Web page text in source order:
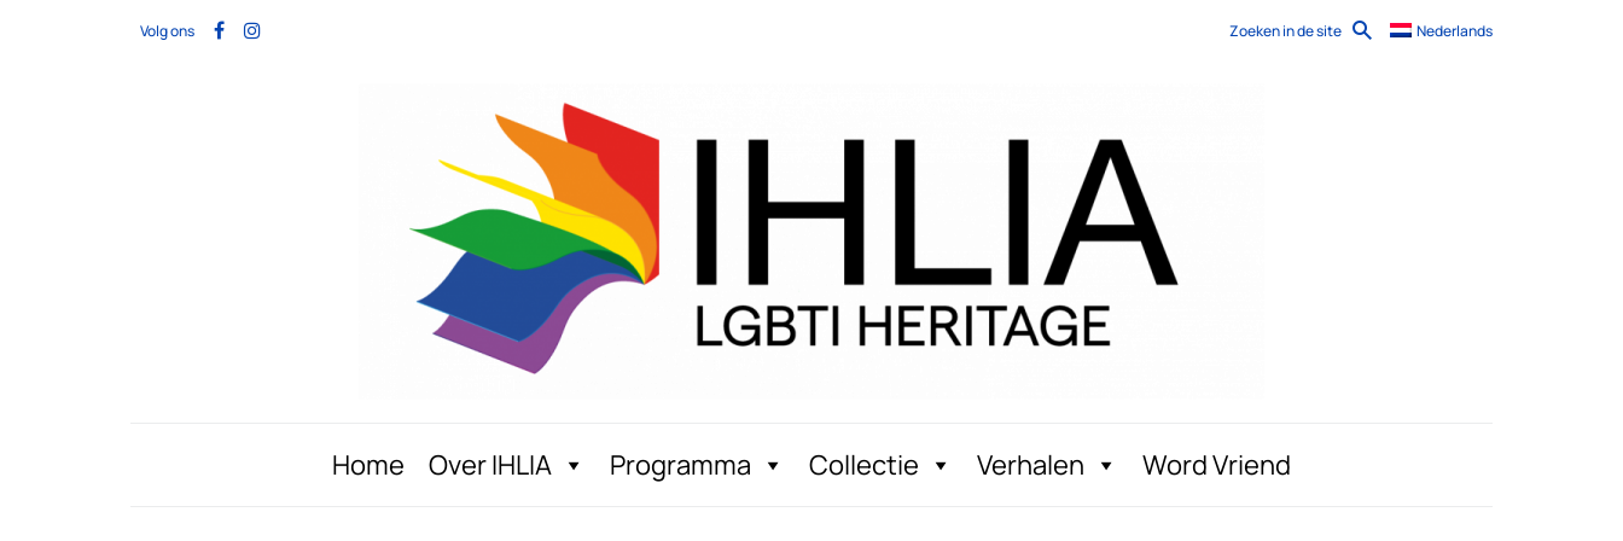
Volg ons Zoeken in de site Nederlands
Home Over IHLIA Programma Collectie Verhalen Word Vriend